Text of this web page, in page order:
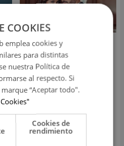
¿Greeicy está
embarazada de su
segundo hijo? Mike Bahía
compartió revelador
video
COOKIES
emplea cookies y
para distintas
nuestra Política de
al respecto. Si
“Aceptar todo".
Cookies de
rendimiento